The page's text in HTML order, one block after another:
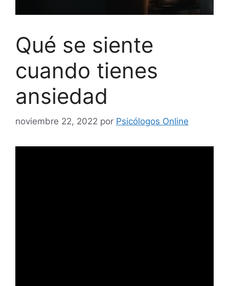
Qué se siente
cuando tienes
ansiedad
noviembre 22, 2022 por Psicólogos Online